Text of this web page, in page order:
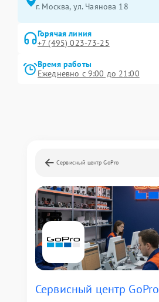
г. Москва, ул. Чаянова 18
Горячая линия
+7 (495) 023-73-25
Время работы
Ежедневно с 9:00 до 21:00
Сервисный центр GoPro
Сервисный центр GoPro